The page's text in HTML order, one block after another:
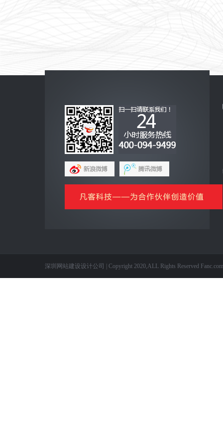
互联网+
企业手机客户端
网上商城云平台
信息化基础产品
全国网站建设
深圳网站建设设计公司 | Copyright 2020,ALL Rights Reserved